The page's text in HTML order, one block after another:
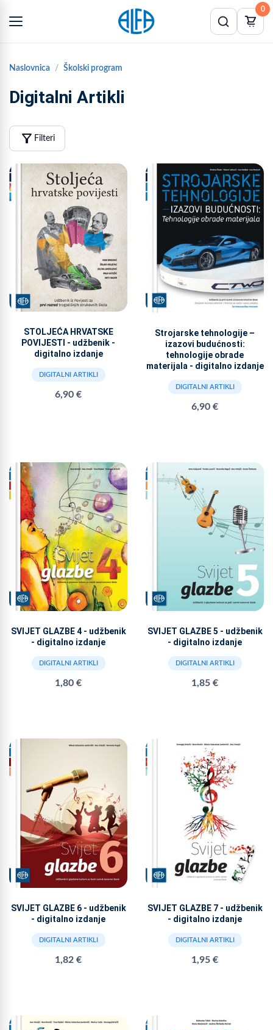
0
Naslovnica Školski program
Digitalni Artikli
filter_alt Filteri
STOLJEĆA HRVATSKE
POVIJESTI - udžbenik -
digitalno izdanje
DIGITALNI ARTIKLI
6,90 €
Strojarske tehnologije –
izazovi budućnosti:
tehnologije obrade
materijala - digitalno izdanje
DIGITALNI ARTIKLI
6,90 €
SVIJET GLAZBE 4 - udžbenik
- digitalno izdanje
DIGITALNI ARTIKLI
1,80 €
SVIJET GLAZBE 5 - udžbenik
- digitalno izdanje
DIGITALNI ARTIKLI
1,85 €
SVIJET GLAZBE 6 - udžbenik
- digitalno izdanje
DIGITALNI ARTIKLI
1,82 €
SVIJET GLAZBE 7 - udžbenik
- digitalno izdanje
DIGITALNI ARTIKLI
1,95 €